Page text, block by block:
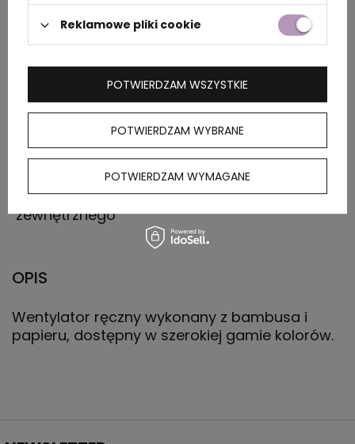
PAKOWANIE
Wymiary
kartonu
zewnętrznego
46 x 47 x 36 cm
kartonu
zewnętrznego
18 kg
OPIS
Wentylator ręczny wykonany z bambusa i
papieru, dostępny w szerokiej gamie kolorów.
Reklamowe pliki cookie
POTWIERDZAM WYBRANE
POTWIERDZAM WYMAGANE
POTWIERDZAM WSZYSTKIE